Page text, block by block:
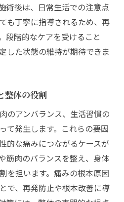
術後は、日常生活での注意点
も丁寧に指導されるため、再
段階的なケアを受けること
した状態の維持が期待できま
整体の役割
のアンバランス、生活習慣の
て発生します。これらの要因
的な痛みにつながるケースが
筋肉のバランスを整え、身体
を担います。痛みの根本原因
で、再発防止や根本改善に導